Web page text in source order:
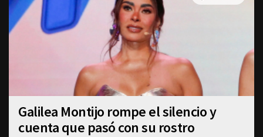
Galilea Montijo rompe el silencio y
cuenta que pasó con su rostro